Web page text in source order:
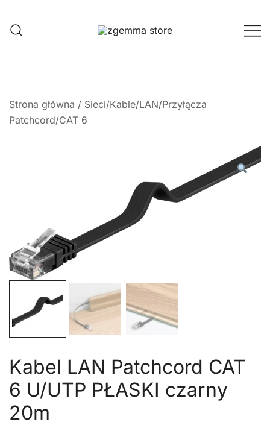
treści
Strona główna / Sieci/Kable/LAN/Przyłącza
Patchcord/CAT 6
Kabel LAN Patchcord CAT
6 U/UTP PŁASKI czarny
20m